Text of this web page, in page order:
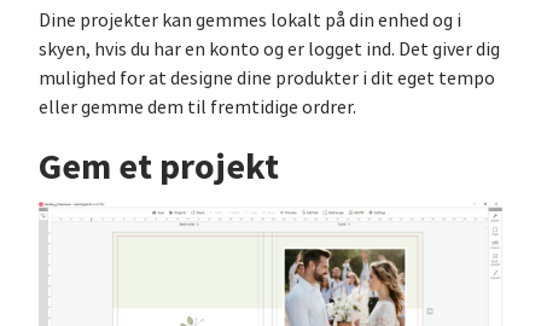
Dine projekter kan gemmes lokalt på din enhed og i
skyen, hvis du har en konto og er logget ind. Det giver dig
mulighed for at designe dine produkter i dit eget tempo
eller gemme dem til fremtidige ordrer.
Gem et projekt